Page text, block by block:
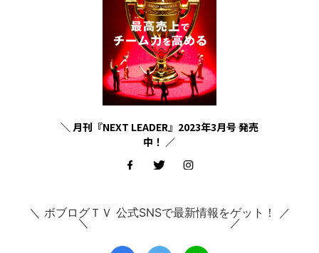
＼ 月刊『NEXT LEADER』2023年3月号 発売
中！ ／
＼ ボブログＴＶ 公式SNSで最新情報をゲット！ ／